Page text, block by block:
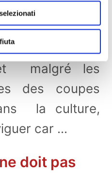
un projet de
qui, face aux
écueils de la
malgré les
des coupes
la culture,
car ...
doit pas